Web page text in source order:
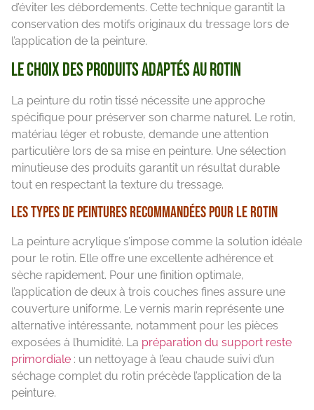
d’éviter les débordements. Cette technique garantit la
conservation des motifs originaux du tressage lors de
l’application de la peinture.
Le choix des produits adaptés au rotin
La peinture du rotin tissé nécessite une approche
spécifique pour préserver son charme naturel. Le rotin,
matériau léger et robuste, demande une attention
particulière lors de sa mise en peinture. Une sélection
minutieuse des produits garantit un résultat durable
tout en respectant la texture du tressage.
Les types de peintures recommandées pour le rotin
La peinture acrylique s’impose comme la solution idéale
pour le rotin. Elle offre une excellente adhérence et
sèche rapidement. Pour une finition optimale,
l’application de deux à trois couches fines assure une
couverture uniforme. Le vernis marin représente une
alternative intéressante, notamment pour les pièces
exposées à l’humidité. La préparation du support reste
primordiale : un nettoyage à l’eau chaude suivi d’un
séchage complet du rotin précède l’application de la
peinture.